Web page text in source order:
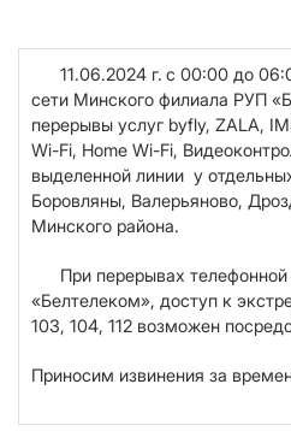
11.06.2024 г. с 00:00 до
сети Минского филиала РУП
перерывы услуг byfly, ZALA,
Wi-Fi, Home Wi-Fi,
выделенной линии у
Боровляны, Валерьяново,
Минского района.
При перерывах телефонной
«Белтелеком», доступ к
103, 104, 112 возможен
Приносим извинения за